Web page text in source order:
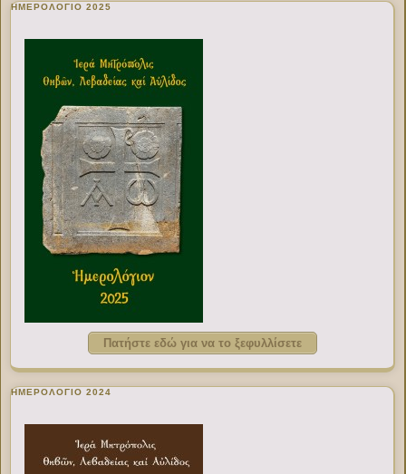
ΗΜΕΡΟΛΟΓΙΟ 2025
Πατήστε εδώ για να το ξεφυλλίσετε
ΗΜΕΡΟΛΟΓΙΟ 2024